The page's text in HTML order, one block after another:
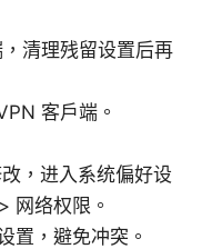
清理残留设置后再
客户端。
，进入系统偏好设
网络权限。
置，避免冲突。